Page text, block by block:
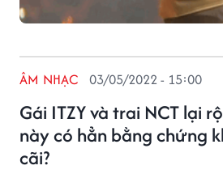
Gái ITZY và trai NCT lại
này có hẳn bằng chứng
cãi?
ÂM NHẠC 03/05/2022 - 15:00